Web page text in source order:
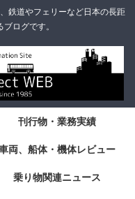
鉄道やフェリーなど日本の長距
ログです。
刊行物・業務実績
両、船体・機体レビュー
乗り物関連ニュース